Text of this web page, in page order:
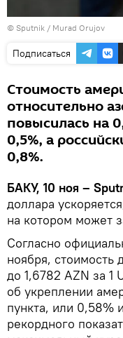
© Sputnik / Murad Orujov
Подписаться
Стоимость
относительно
повысилась на
0,5%, а
0,8%.
БАКУ, 10 ноя –
доллара
на котором может
Согласно
ноября, стоимость
до 1,6782 AZN за 1
об укреплении
пункта, или 0,58%
рекордного